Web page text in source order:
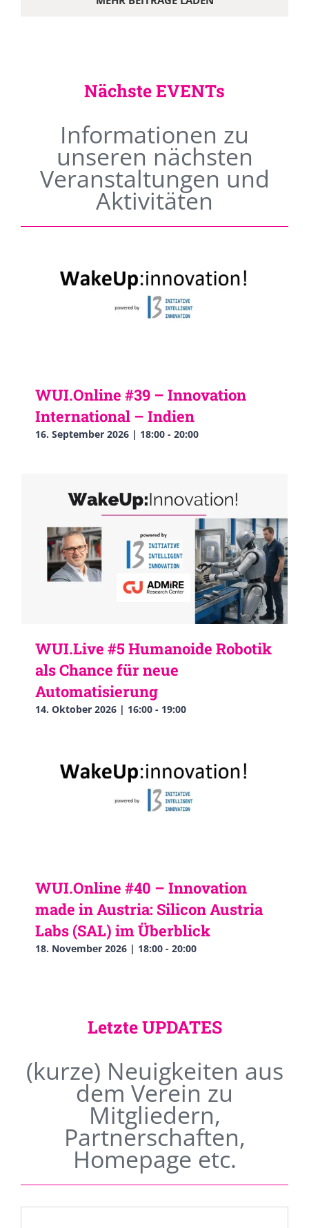
Nächste EVENTs
Informationen zu
unseren nächsten
Veranstaltungen und
Aktivitäten
WUI.Online #39 – Innovation
International – Indien
16. September 2026 | 18:00 - 20:00
WUI.Live #5 Humanoide Robotik
als Chance für neue
Automatisierung
14. Oktober 2026 | 16:00 - 19:00
WUI.Online #40 – Innovation
made in Austria: Silicon Austria
Labs (SAL) im Überblick
18. November 2026 | 18:00 - 20:00
Letzte UPDATES
(kurze) Neuigkeiten aus
dem Verein zu
Mitgliedern,
Partnerschaften,
Homepage etc.